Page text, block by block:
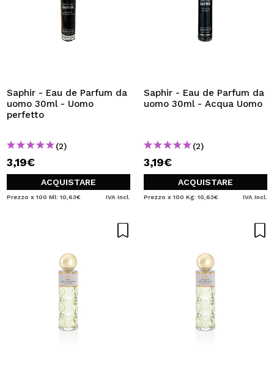
Saphir - Eau de Parfum da
uomo 30ml - Uomo
perfetto
(2)
3,19€
ACQUISTARE
Prezzo x 100 Ml: 10,63€ IVA Incl.
Saphir - Eau de Parfum da
uomo 30ml - Acqua Uomo
(2)
3,19€
ACQUISTARE
Prezzo x 100 Kg: 10,63€ IVA Incl.